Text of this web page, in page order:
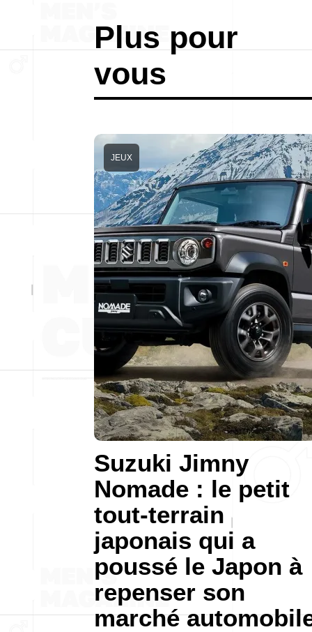
Plus pour
vous
Suzuki Jimny
Nomade : le petit
tout-terrain
japonais qui a
poussé le Japon à
repenser son
marché
JEUX